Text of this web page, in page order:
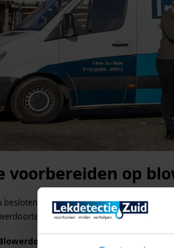
voorbereiden op
besloten om een blowerdoortest uit te
optimaal te kunnen uitvoeren,
plaatsen: